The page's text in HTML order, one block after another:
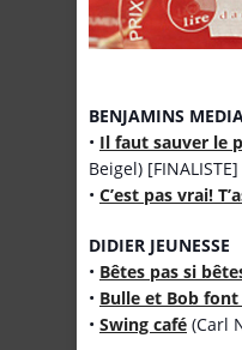
BENJAMINS
• Il faut sauver le
Beigel) [FINALISTE]
• C’est pas vrai!
DIDIER JEUNESSE
• Bêtes pas si
• Bulle et Bob
• Swing café (Carl